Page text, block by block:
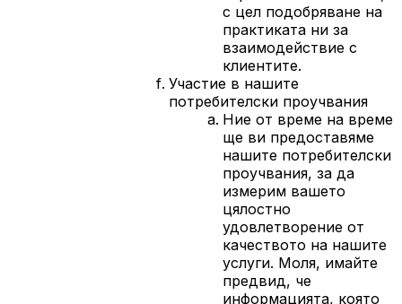
с цел подобряване на
практиката ни за
взаимодействие с
клиентите.
Участие в нашите
потребителски проучвания
Ние от време на време
ще ви предоставяме
нашите потребителски
проучвания, за да
измерим вашето
цялостно
удовлетворение от
качеството на нашите
услуги. Моля, имайте
предвид, че
информацията, която